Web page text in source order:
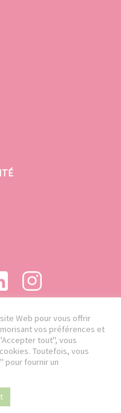
Web pour vous offrir
vos préférences et
tout", vous
Toutefois, vous
pour fournir un